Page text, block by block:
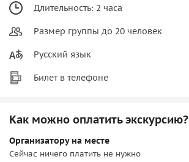
Длительность: 2 часа
Размер группы до 20 человек
Русский язык
Билет в телефоне
Как можно оплатить экскурсию?
Организатору на месте
Сейчас ничего платить не нужно